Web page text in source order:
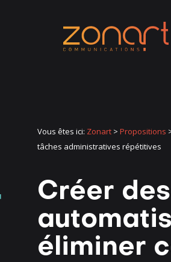
Vous êtes ici: Zonart > Propositions
tâches administratives répétitives
Créer des
éliminer